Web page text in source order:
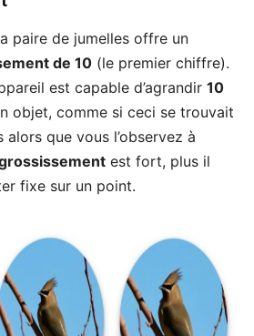
paire de jumelles offre un
de 10 (le premier chiffre).
est capable d’agrandir 10
objet, comme si ceci se trouvait
que vous l’observez à
est fort, plus il
fixe sur un point.